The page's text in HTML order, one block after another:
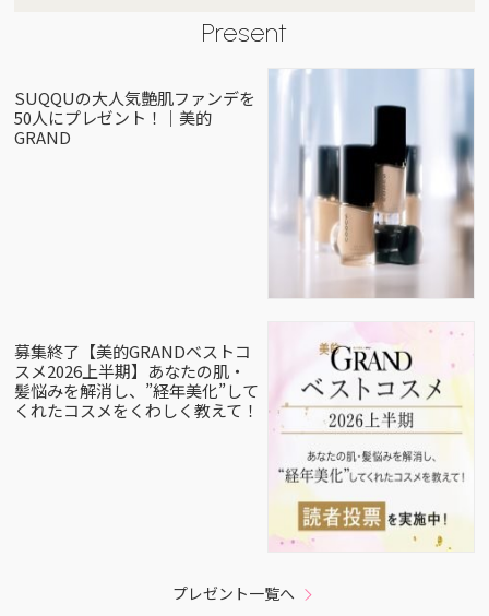
Present
SUQQUの大人気艶肌ファンデを
50人にプレゼント！｜美的
GRAND
募集終了【美的GRANDベストコ
スメ2026上半期】あなたの肌・
髪悩みを解消し、”経年美化”して
くれたコスメをくわしく教えて！
プレゼント一覧へ